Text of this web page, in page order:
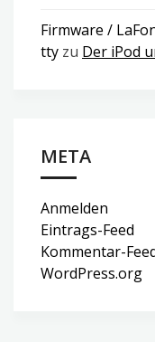
Firmware /
tty zu Der iPod
META
Anmelden
Eintrags-Feed
Kommentar-
WordPress.org